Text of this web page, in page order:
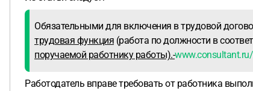
Обязательными для включения в трудовой
трудовая функция (работа по должности в
поручаемой работнику работы).-
Работодатель вправе требовать от работника